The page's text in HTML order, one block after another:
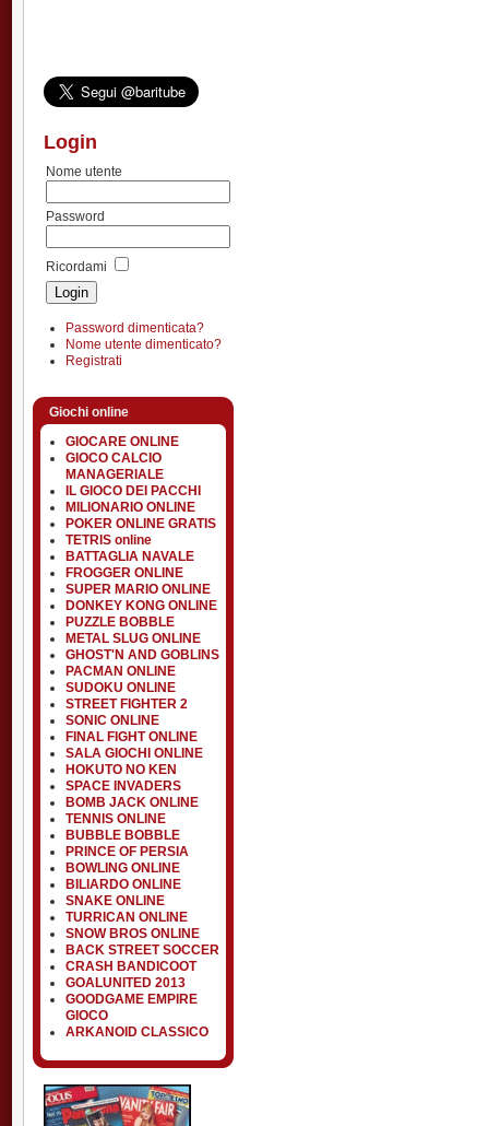
Login
Nome utente
Password
Ricordami
Password dimenticata?
Nome utente dimenticato?
Registrati
Giochi online
GIOCARE ONLINE
GIOCO CALCIO
MANAGERIALE
IL GIOCO DEI PACCHI
MILIONARIO ONLINE
POKER ONLINE GRATIS
TETRIS online
BATTAGLIA NAVALE
FROGGER ONLINE
SUPER MARIO ONLINE
DONKEY KONG ONLINE
PUZZLE BOBBLE
METAL SLUG ONLINE
GHOST'N AND GOBLINS
PACMAN ONLINE
SUDOKU ONLINE
STREET FIGHTER 2
SONIC ONLINE
FINAL FIGHT ONLINE
SALA GIOCHI ONLINE
HOKUTO NO KEN
SPACE INVADERS
BOMB JACK ONLINE
TENNIS ONLINE
BUBBLE BOBBLE
PRINCE OF PERSIA
BOWLING ONLINE
BILIARDO ONLINE
SNAKE ONLINE
TURRICAN ONLINE
SNOW BROS ONLINE
BACK STREET SOCCER
CRASH BANDICOOT
GOALUNITED 2013
GOODGAME EMPIRE
GIOCO
ARKANOID CLASSICO